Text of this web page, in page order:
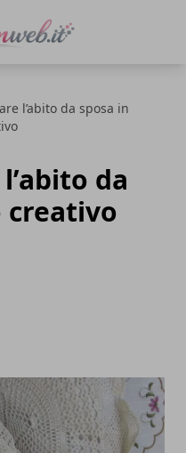
l’abito da sposa in
da
creativo